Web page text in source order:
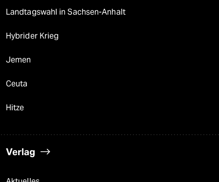
Landtagswahl in Sachsen-Anhalt
Hybrider Krieg
Jemen
Ceuta
Hitze
Verlag